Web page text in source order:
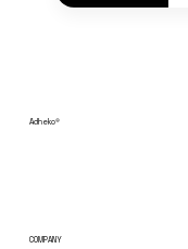
Adheko®
COMPANY